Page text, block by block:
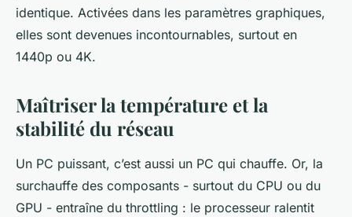
identique. Activées dans les paramètres graphiques,
elles sont devenues incontournables, surtout en
1440p ou 4K.
Maîtriser la température et la
stabilité du réseau
Un PC puissant, c’est aussi un PC qui chauffe. Or, la
surchauffe des composants - surtout du CPU ou du
GPU - entraîne du throttling : le processeur ralentit